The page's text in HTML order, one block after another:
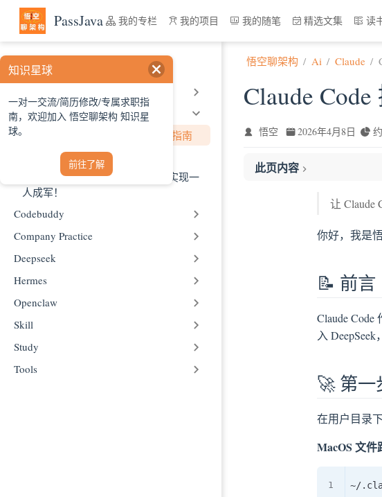
跳至主要內容
PassJava 我的专栏 我的项目 我的随笔 精选文集 读
人工智能
Claude
Claude Code 接入 DeepSeek 完整指南
Claude Code 的实践
GStack的26种工作流角色，真正实现一
人成军！
Codebuddy
Company Practice
Deepseek
Hermes
Openclaw
Skill
Study
Tools
悟空聊架构 Ai Claude
Claude
悟空 2026年4月8日
此页内容
🚀 第一步：创建配置文件，
基础配置（使用推理模型）
🤔 为什么可以这样配置？
💰 第三步：优化配置，降低
四、用 claude 验证子代理的
1. 🔐 API Key 安全
让 Claude
你好，我是悟
📝 前言
Claude
入
🚀 第一
在用户目录
MacOS 文件
知识星球
一对一交流/简历修改/专属求职指
南，欢迎加入 悟空聊架构 知识星
球。
前往了解